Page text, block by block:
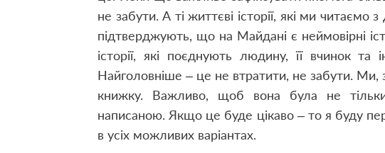
не забути. А ті життєві історії, які ми
підтверджують, що на Майдані є неймовірні
історії, які поєднують людину, її вчинок та
Найголовніше – це не втратити, не забути. Ми,
книжку. Важливо, щоб вона була не
написаною. Якщо це буде цікаво – то я буду
в усіх можливих варіантах.